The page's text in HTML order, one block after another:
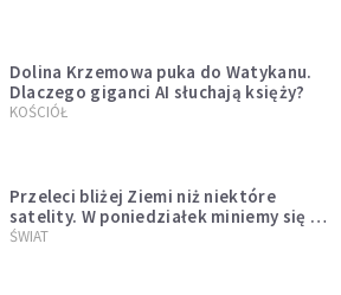
Dolina Krzemowa puka do Watykanu.
Dlaczego giganci AI słuchają księży?
KOŚCIÓŁ
Przeleci bliżej Ziemi niż niektóre
satelity. W poniedziałek miniemy się z
asteroidą, która poprzedzi znacznie
ŚWIAT